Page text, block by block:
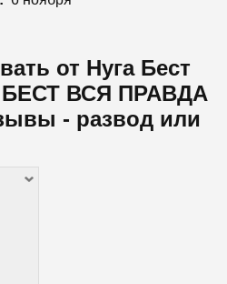
от Нуга Бест
ВСЯ ПРАВДА
- развод или